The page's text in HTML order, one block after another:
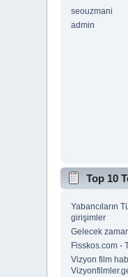
seouzmani
admin
Top 10
Yabancıların
girişimler
Gelecek
Fisskos.com -
Vizyon film